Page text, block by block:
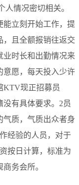
情况密切相关。
能立刻开始工作，提
，且全额报销往返交
业时长和出勤情况来
意愿，每天投入少许
KTV现正招募员
有具体要求。2员
气质，气质出众者身
经验的人员，对于
按日计算，标准为
务会所。